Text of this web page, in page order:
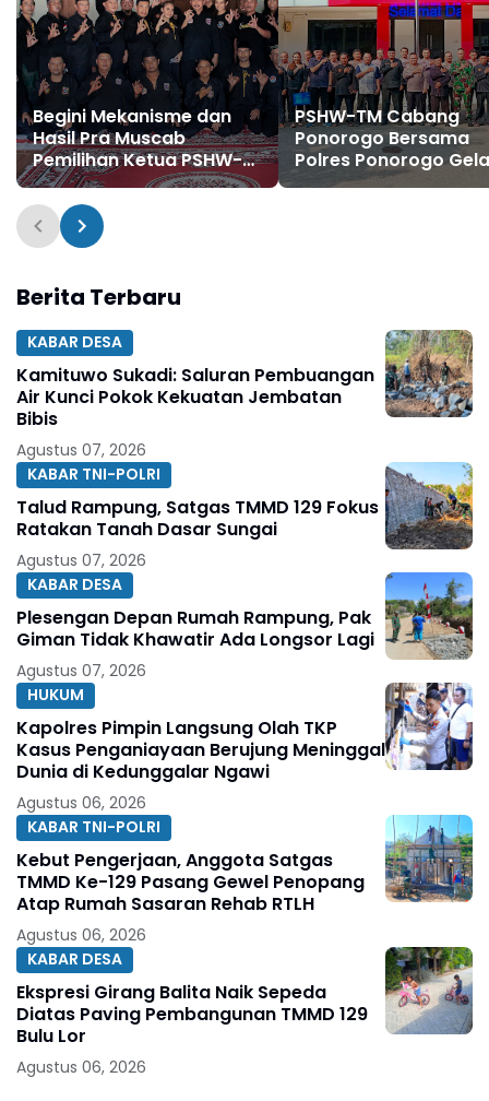
Begini Mekanisme dan
Hasil Pra Muscab
Pemilihan Ketua PSHW-
TM Cabang Ponorogo
Periode 2026–2029
PSHW-TM Cabang
Ponorogo Bersama
Polres Ponorogo
Rapat Koordinasi
Berita Terbaru
KABAR DESA
Kamituwo Sukadi: Saluran Pembuangan
Air Kunci Pokok Kekuatan Jembatan
Bibis
Agustus 07, 2026
KABAR TNI-POLRI
Talud Rampung, Satgas TMMD 129 Fokus
Ratakan Tanah Dasar Sungai
Agustus 07, 2026
KABAR DESA
Plesengan Depan Rumah Rampung, Pak
Giman Tidak Khawatir Ada Longsor Lagi
Agustus 07, 2026
HUKUM
Kapolres Pimpin Langsung Olah TKP
Kasus Penganiayaan Berujung Meninggal
Dunia di Kedunggalar Ngawi
Agustus 06, 2026
KABAR TNI-POLRI
Kebut Pengerjaan, Anggota Satgas
TMMD Ke-129 Pasang Gewel Penopang
Atap Rumah Sasaran Rehab RTLH
Agustus 06, 2026
KABAR DESA
Ekspresi Girang Balita Naik Sepeda
Diatas Paving Pembangunan TMMD 129
Bulu Lor
Agustus 06, 2026